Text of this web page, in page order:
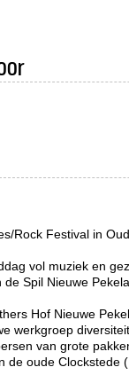
Rock Festival in
vol muziek en
Spil Nieuwe Pekela
Hof Nieuwe
werkgroep
van grote
de oude Clockstede